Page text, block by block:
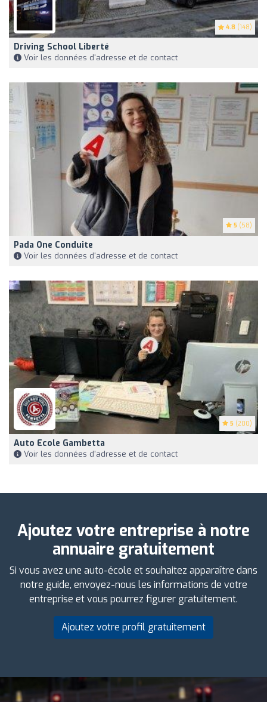
4.8 (148)
Driving School Liberté
Voir les données d'adresse et de contact
5 (58)
Pada One Conduite
Voir les données d'adresse et de contact
5 (200)
Auto Ecole Gambetta
Voir les données d'adresse et de contact
Ajoutez votre entreprise à notre
annuaire gratuitement
Si vous avez une auto-école et souhaitez apparaître dans
notre guide, envoyez-nous les informations de votre
entreprise et vous pourrez figurer gratuitement.
Ajoutez votre profil gratuitement